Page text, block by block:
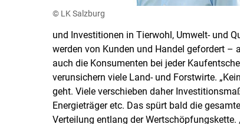
© LK Salzburg
und Investitionen in Tierwohl, Umwelt- und
werden von Kunden und Handel gefordert –
auch die Konsumenten bei jeder
verunsichern viele Land- und Forstwirte.
geht. Viele verschieben daher
Energieträger etc. Das spürt bald die
Verteilung entlang der